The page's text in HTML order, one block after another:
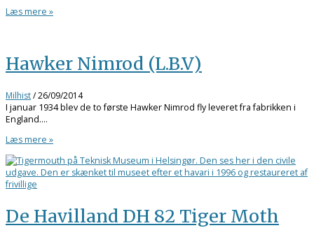
Læs mere »
Hawker Nimrod (L.B.V)
Milhist/26/09/2014
I januar 1934 blev de to første Hawker Nimrod fly leveret fra fabrikken i
England.…
Læs mere »
De Havilland DH 82 Tiger Moth